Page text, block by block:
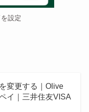
設定
変更する｜Olive
イ｜三井住友VISA